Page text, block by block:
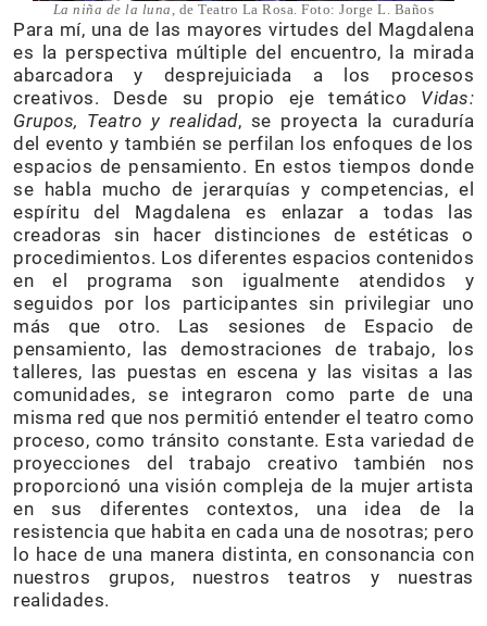
La niña de la luna , de Teatro La Rosa. Foto: Jorge L. Baños
Para mí, una de las mayores virtudes del Magdalena
es la perspectiva múltiple del encuentro, la mirada
abarcadora y desprejuiciada a los procesos
creativos. Desde su propio eje temático Vidas:
Grupos, Teatro y realidad, se proyecta la curaduría
del evento y también se perfilan los enfoques de los
espacios de pensamiento. En estos tiempos donde
se habla mucho de jerarquías y competencias, el
espíritu del Magdalena es enlazar a todas las
creadoras sin hacer distinciones de estéticas o
procedimientos. Los diferentes espacios contenidos
en el programa son igualmente atendidos y
seguidos por los participantes sin privilegiar uno
más que otro. Las sesiones de Espacio de
pensamiento, las demostraciones de trabajo, los
talleres, las puestas en escena y las visitas a las
comunidades, se integraron como parte de una
misma red que nos permitió entender el teatro como
proceso, como tránsito constante. Esta variedad de
proyecciones del trabajo creativo también nos
proporcionó una visión compleja de la mujer artista
en sus diferentes contextos, una idea de la
resistencia que habita en cada una de nosotras; pero
lo hace de una manera distinta, en consonancia con
nuestros grupos, nuestros teatros y nuestras
realidades.